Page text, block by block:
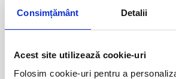
Consimțământ Detalii
Acest site utilizează cookie-uri
Folosim cookie-uri pentru a